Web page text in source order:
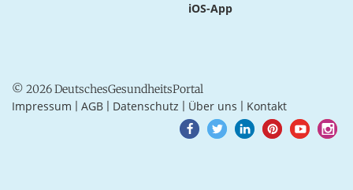
iOS-App
© 2026 DeutschesGesundheitsPortal
Impressum AGB Datenschutz Über uns Kontakt